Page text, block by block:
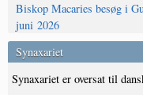
Biskop Macaries besøg i
juni 2026
Synaxariet
Synaxariet er oversat til